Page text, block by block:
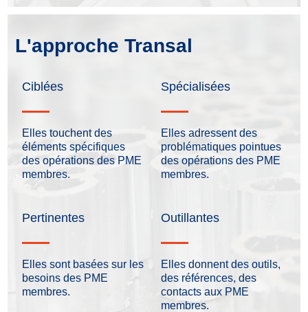
L'approche Transal
Ciblées
Elles touchent des
éléments spécifiques
des opérations des PME
membres.
Spécialisées
Elles adressent des
problématiques pointues
des opérations des PME
membres.
Pertinentes
Elles sont basées sur les
besoins des PME
membres.
Outillantes
Elles donnent des outils,
des références, des
contacts aux PME
membres.